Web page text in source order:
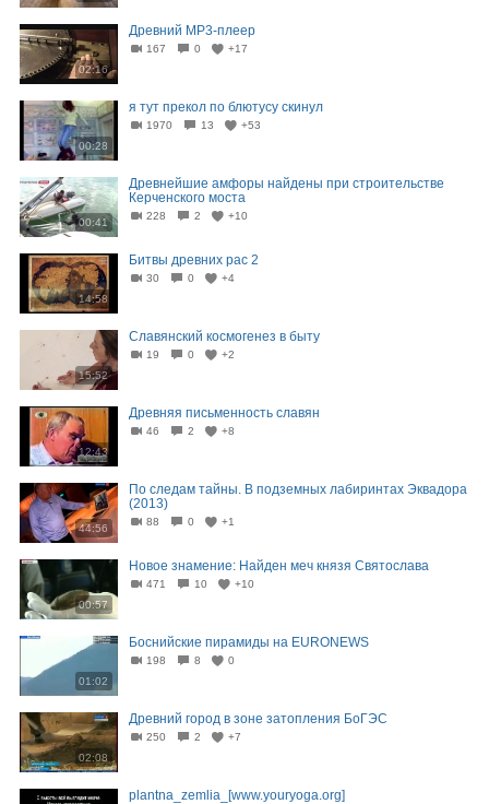
02:16
Древний MP3-плеер
167 0 +17
00:28
я тут прекол по блютусу скинул
1970 13 +53
00:41
Древнейшие амфоры найдены при строительстве
Керченского моста
228 2 +10
14:58
Битвы древних рас 2
30 0 +4
15:52
Славянский космогенез в быту
19 0 +2
12:43
Древняя письменность славян
46 2 +8
44:56
По следам тайны. В подземных лабиринтах Эквадора
(2013)
88 0 +1
00:57
Новое знамение: Найден меч князя Святослава
471 10 +10
01:02
Боснийские пирамиды на EURONEWS
198 8 0
02:08
Древний город в зоне затопления БоГЭС
250 2 +7
plantna_zemlia_[www.youryoga.org]